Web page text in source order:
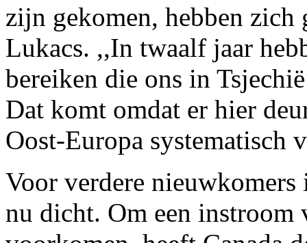
zijn gekomen, hebben zich
Lukacs. ,,In twaalf jaar
bereiken die ons in
Dat komt omdat er hier
Oost-Europa systematisch
Voor verdere nieuwkomers
nu dicht. Om een instroom